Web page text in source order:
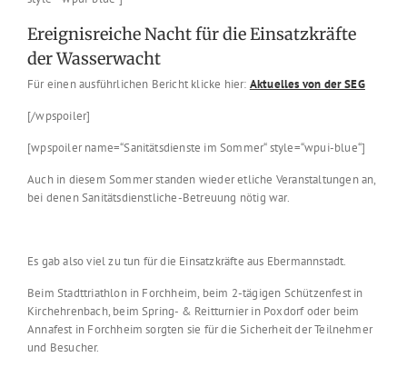
Ereignisreiche Nacht für die Einsatzkräfte
der Wasserwacht
Für einen ausführlichen Bericht klicke hier: Aktuelles von der SEG
[/wpspoiler]
[wpspoiler name=“Sanitätsdienste im Sommer“ style=“wpui-blue“]
Auch in diesem Sommer standen wieder etliche Veranstaltungen an,
bei denen Sanitätsdienstliche-Betreuung nötig war.
Es gab also viel zu tun für die Einsatzkräfte aus Ebermannstadt.
Beim Stadttriathlon in Forchheim, beim 2-tägigen Schützenfest in
Kirchehrenbach, beim Spring- & Reitturnier in Poxdorf oder beim
Annafest in Forchheim sorgten sie für die Sicherheit der Teilnehmer
und Besucher.